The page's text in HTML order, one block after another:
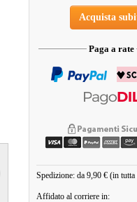
Acquista
Paga a rate
Spedizione: da 9,90 € (in
Affidato al corriere in: